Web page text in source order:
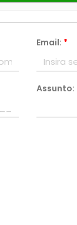
Email: *
Assunto: